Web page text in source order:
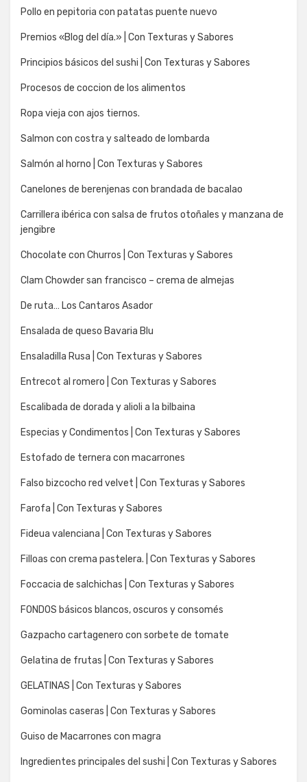
Pollo en pepitoria con patatas puente nuevo
Premios «Blog del día.» | Con Texturas y Sabores
Principios básicos del sushi | Con Texturas y Sabores
Procesos de coccion de los alimentos
Ropa vieja con ajos tiernos.
Salmon con costra y salteado de lombarda
Salmón al horno | Con Texturas y Sabores
Canelones de berenjenas con brandada de bacalao
Carrillera ibérica con salsa de frutos otoñales y manzana de
jengibre
Chocolate con Churros | Con Texturas y Sabores
Clam Chowder san francisco – crema de almejas
De ruta… Los Cantaros Asador
Ensalada de queso Bavaria Blu
Ensaladilla Rusa | Con Texturas y Sabores
Entrecot al romero | Con Texturas y Sabores
Escalibada de dorada y alioli a la bilbaina
Especias y Condimentos | Con Texturas y Sabores
Estofado de ternera con macarrones
Falso bizcocho red velvet | Con Texturas y Sabores
Farofa | Con Texturas y Sabores
Fideua valenciana | Con Texturas y Sabores
Filloas con crema pastelera. | Con Texturas y Sabores
Foccacia de salchichas | Con Texturas y Sabores
FONDOS básicos blancos, oscuros y consomés
Gazpacho cartagenero con sorbete de tomate
Gelatina de frutas | Con Texturas y Sabores
GELATINAS | Con Texturas y Sabores
Gominolas caseras | Con Texturas y Sabores
Guiso de Macarrones con magra
Ingredientes principales del sushi | Con Texturas y Sabores